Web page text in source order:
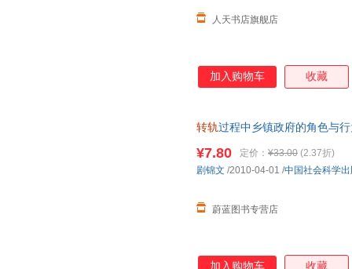
人天书店旗舰店
加入购物车 收藏
转轨过程中乡镇政府的角色与
¥7.80 定价： ¥33.00 (2.37折)
蔚蓝图书专营店
剧锦文 /2010-04-01 /中国社会科学
加入购物车 收藏